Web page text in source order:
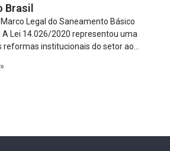
Brasil
Legal do Saneamento Básico
Lei 14.026/2020 representou uma
reformas institucionais do setor ao
da iniciativa privada,